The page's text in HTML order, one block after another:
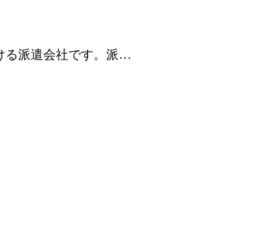
る派遣会社です。派…